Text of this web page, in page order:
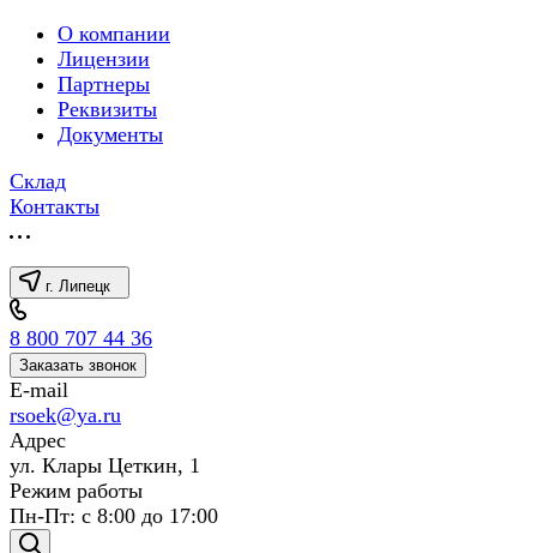
О компании
Лицензии
Партнеры
Реквизиты
Документы
Склад
Контакты
г. Липецк
8 800 707 44 36
Заказать звонок
E-mail
rsoek@ya.ru
Адрес
ул. Клары Цеткин, 1
Режим работы
Пн-Пт: с 8:00 до 17:00